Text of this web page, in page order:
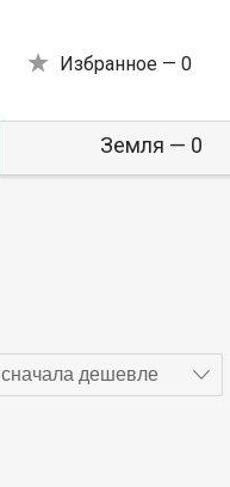
Избранное — 0
Земля — 0
сначала дешевле